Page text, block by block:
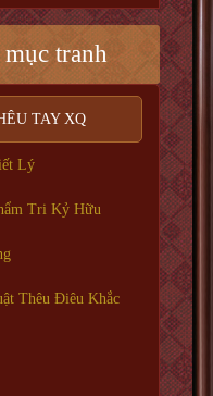
tranh
TAY XQ
Lý
Tri Kỷ Hữu
Thêu Điêu Khắc